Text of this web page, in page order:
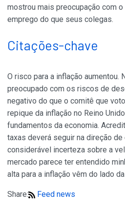
mostrou mais preocupação com
emprego do que seus colegas.
Citações-chave
O risco para a inflação aumentou.
preocupado com os riscos de
negativo do que o comitê que
repique da inflação no Reino
fundamentos da economia.
taxas deverá seguir na direção de
considerável incerteza sobre a
mercado parece ter entendido
alta para a inflação vêm do lado
Share: Feed news